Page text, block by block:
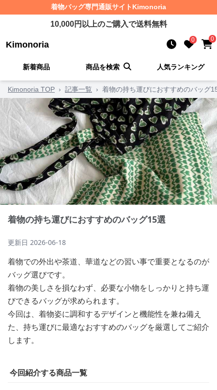
着物バッグ専門通販サイト Kimonoria
10,000円以上のご購入で送料無料
Kimonoria 0 0
新着商品 商品を検索 人気ランキング
Kimonoria TOP › 記事一覧 › 着物の持ち運びにおすすめのバッグ
着物の持ち運びにおすすめのバッグ15選
更新日 2026-06-18
着物での外出や茶道、華道などの習い事で重要となるのが
バッグ選びです。
着物の美しさを損なわず、必要な小物をしっかりと持ち運
びできるバッグが求められます。
今回は、着物姿に調和するデザインと機能性を兼ね備え
た、持ち運びに最適なおすすめのバッグを厳選してご紹介
します。
今回紹介する商品一覧